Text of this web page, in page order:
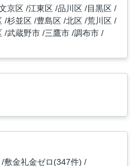
京区 江東区 品川区 目黒区
杉並区 豊島区 北区 荒川区
武蔵野市 三鷹市 調布市
敷金礼金ゼロ(347件)